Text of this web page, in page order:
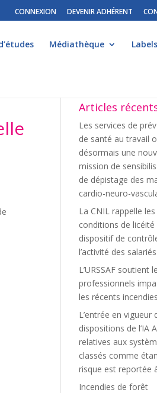
CONNEXION DEVENIR ADHÉRENT
Médiathèque Labels
Articles
Les services de
de santé au travail
désormais une
mission de
de dépistage des
cardio-neuro-
La CNIL rappelle les
conditions de licéité
dispositif de
l’activité des salariés
L’URSSAF soutient
professionnels
les récents incendies
L’entrée en vigueur
dispositions de l’IA
relatives aux
classés comme
risque est reportée
Incendies de forêt